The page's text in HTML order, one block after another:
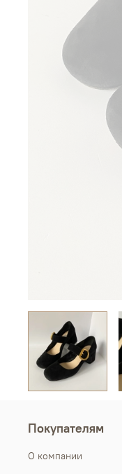
Покупателям
О компании